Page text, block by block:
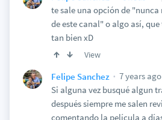
te sale una opción de
de este canal" o algo así,
tan bien xD
View
Felipe Sanchez
7 years ago
Si alguna vez busqué algun
después siempre me salen
comentando la película a